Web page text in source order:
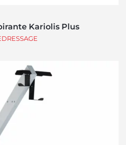
Kariolis Plus